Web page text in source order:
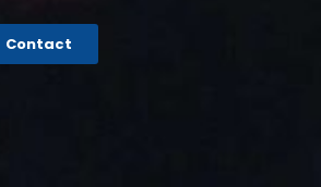
Contact